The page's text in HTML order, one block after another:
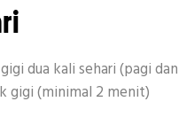
dua kali sehari (pagi dan
gigi (minimal 2 menit)